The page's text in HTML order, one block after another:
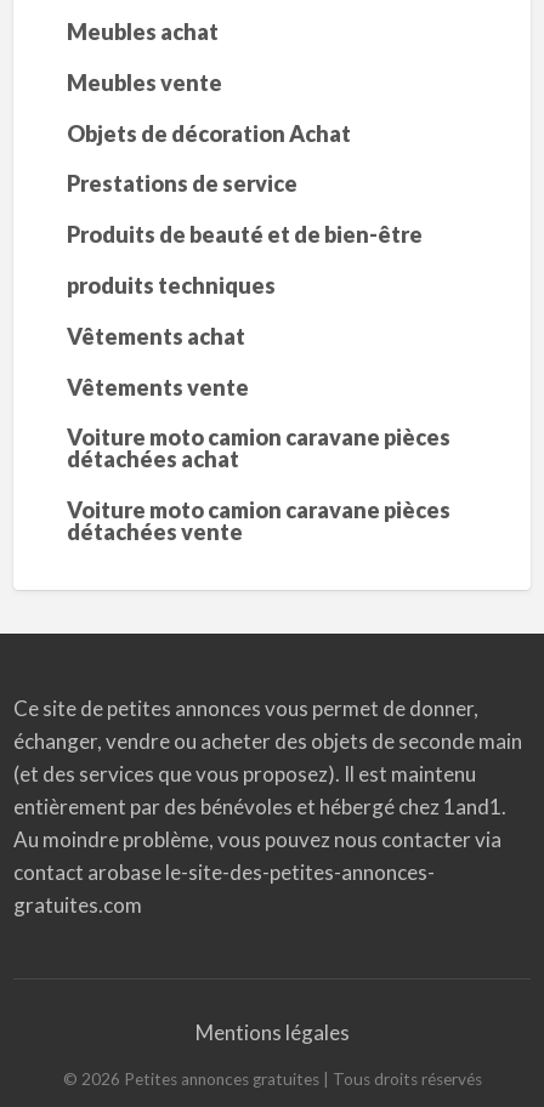
Meubles achat
Meubles vente
Objets de décoration Achat
Prestations de service
Produits de beauté et de bien-être
produits techniques
Vêtements achat
Vêtements vente
Voiture moto camion caravane pièces
détachées achat
Voiture moto camion caravane pièces
détachées vente
Ce site de petites annonces vous permet de donner,
échanger, vendre ou acheter des objets de seconde main
(et des services que vous proposez). Il est maintenu
entièrement par des bénévoles et hébergé chez 1and1.
Au moindre problème, vous pouvez nous contacter via
contact arobase le-site-des-petites-annonces-
gratuites.com
Mentions légales
© 2026 Petites annonces gratuites| Tous droits réservés